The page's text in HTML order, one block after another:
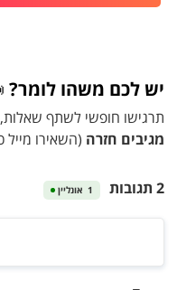
יש לכם משהו לומר?
תרגישו חופשי לשתף
מגיבים חזרה (השאירו מייל